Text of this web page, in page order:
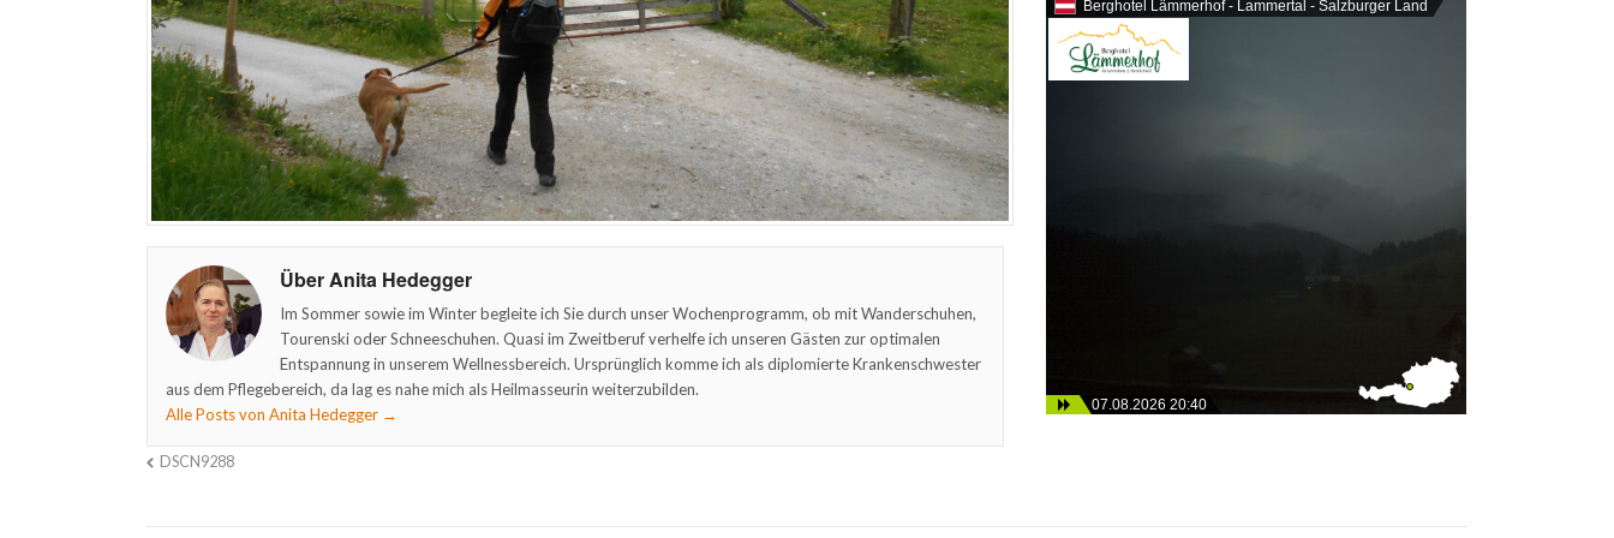
Über Anita Hedegger
Im Sommer sowie im Winter begleite ich Sie durch unser Wochenprogramm, ob mit Wanderschuhen,
Tourenski oder Schneeschuhen. Quasi im Zweitberuf verhelfe ich unseren Gästen zur optimalen
Entspannung in unserem Wellnessbereich. Ursprünglich komme ich als diplomierte Krankenschwester
aus dem Pflegebereich, da lag es nahe mich als Heilmasseurin weiterzubilden.
Alle Posts von Anita Hedegger →
DSCN9288
Berghotel Lämmerhof - Lammertal - Salzburger Land
07.08.2026 20:40